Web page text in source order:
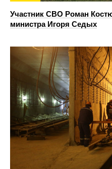
Участник СВО Роман
министра Игоря Седых